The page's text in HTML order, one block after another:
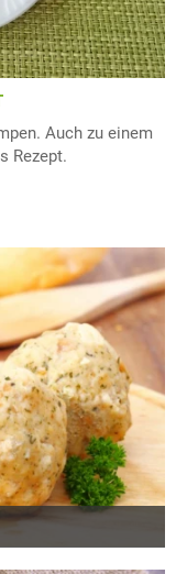
Auch zu einem
Rezept.